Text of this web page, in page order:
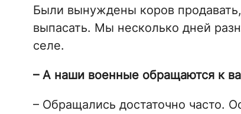
Были вынуждены коров
выпасать. Мы несколько дней
селе.
– А наши военные обращаются к
– Обращались достаточно часто.